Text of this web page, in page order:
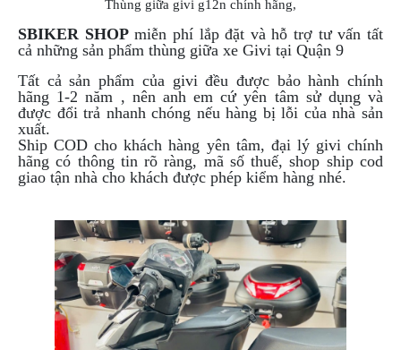
Thùng giữa givi g12n chính hãng,
SBIKER SHOPmiễn phí lắp đặt và hỗ trợ tư vấn tất
cả những sản phẩm thùng giữa xe Givi tại Quận 9
Tất cả sản phẩm của givi đều được bảo hành chính
hãng 1-2 năm , nên anh em cứ yên tâm sử dụng và
được đổi trả nhanh chóng nếu hàng bị lỗi của nhà sản
xuất.
Ship COD cho khách hàng yên tâm, đại lý givi chính
hãng có thông tin rõ ràng, mã số thuế, shop ship cod
giao tận nhà cho khách được phép kiểm hàng nhé.